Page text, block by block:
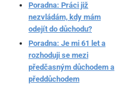
Poradna: Práci již
nezvládám, kdy mám
odejít do důchodu?
Poradna: Je mi 61 let a
rozhoduji se mezi
předčasným důchodem a
předdůchodem